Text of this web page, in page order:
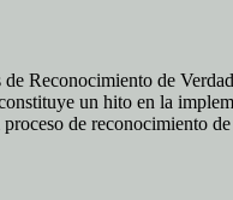
Reconocimiento de
un hito en la
de reconocimiento